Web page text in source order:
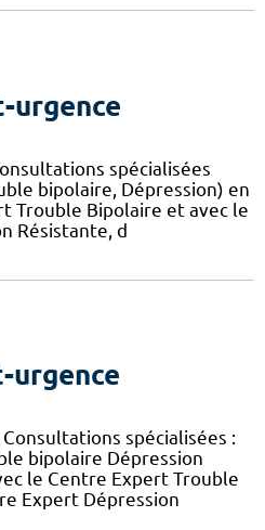
urgence
spécialisées
bipolaire, Dépression) en
Trouble Bipolaire et avec le
Résistante, d
urgence
spécialisées :
bipolaire Dépression
le Centre Expert Trouble
Expert Dépression